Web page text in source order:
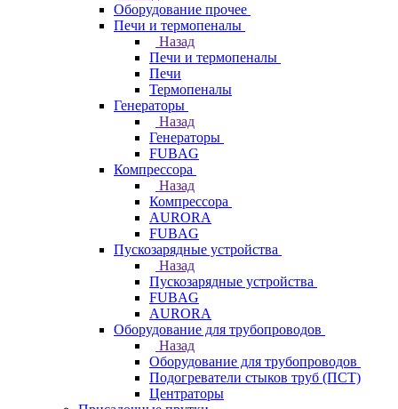
Оборудование прочее
Печи и термопеналы
Назад
Печи и термопеналы
Печи
Термопеналы
Генераторы
Назад
Генераторы
FUBAG
Компрессора
Назад
Компрессора
AURORA
FUBAG
Пускозарядные устройства
Назад
Пускозарядные устройства
FUBAG
AURORA
Оборудование для трубопроводов
Назад
Оборудование для трубопроводов
Подогреватели стыков труб (ПСТ)
Центраторы